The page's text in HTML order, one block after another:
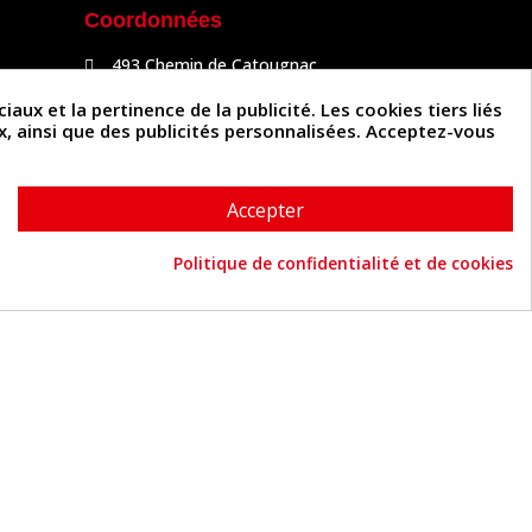
Coordonnées
493 Chemin de Catougnac
05 63 34 51 88
contact@cuirenstock.com
et la pertinence de la publicité. Les cookies tiers liés
que des publicités personnalisées. Acceptez-vous
Accepter
Politique de confidentialité et de cookies